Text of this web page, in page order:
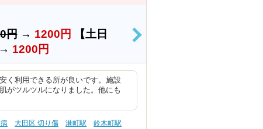
円→ 1200円
【土日
1200円
>
く利用できる所が良いです。施設
がツルツルになりました。他にも
大田区 切り傷 港町駅
鈴木町駅